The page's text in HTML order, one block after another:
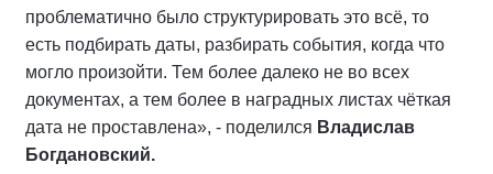
проблематично было структурировать это всё, то
есть подбирать даты, разбирать события, когда что
могло произойти. Тем более далеко не во всех
документах, а тем более в наградных листах чёткая
дата не проставлена», - поделился Владислав
Богдановский.